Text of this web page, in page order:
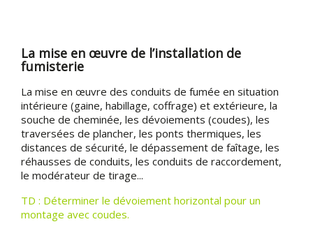
La mise en œuvre de l’installation de
fumisterie
La mise en œuvre des conduits de fumée en situation
intérieure (gaine, habillage, coffrage) et extérieure, la
souche de cheminée, les dévoiements (coudes), les
traversées de plancher, les ponts thermiques, les
distances de sécurité, le dépassement de faîtage, les
réhausses de conduits, les conduits de raccordement,
le modérateur de tirage...
TD : Déterminer le dévoiement horizontal pour un
montage avec coudes.